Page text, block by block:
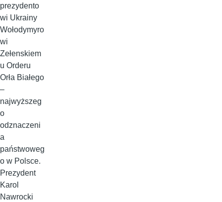
prezydento
wi Ukrainy
Wołodymyro
wi
Zełenskiem
u Orderu
Orła Białego
–
najwyższeg
o
odznaczeni
a
państwoweg
o w Polsce.
Prezydent
Karol
Nawrocki